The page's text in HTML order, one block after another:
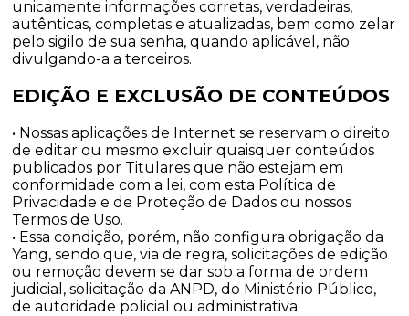
unicamente informações corretas, verdadeiras,
autênticas, completas e atualizadas, bem como zelar
pelo sigilo de sua senha, quando aplicável, não
divulgando-a a terceiros.
EDIÇÃO E EXCLUSÃO DE CONTEÚDOS
• Nossas aplicações de Internet se reservam o direito
de editar ou mesmo excluir quaisquer conteúdos
publicados por Titulares que não estejam em
conformidade com a lei, com esta Política de
Privacidade e de Proteção de Dados ou nossos
Termos de Uso.
• Essa condição, porém, não configura obrigação da
Yang, sendo que, via de regra, solicitações de edição
ou remoção devem se dar sob a forma de ordem
judicial, solicitação da ANPD, do Ministério Público,
de autoridade policial ou administrativa.